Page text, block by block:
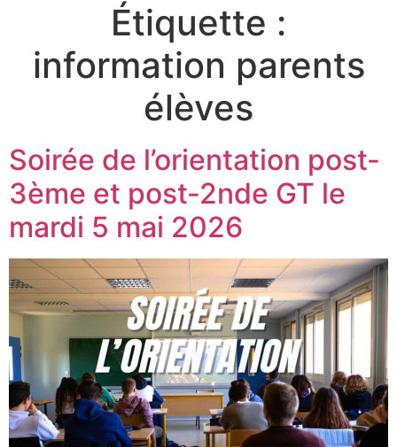
Étiquette :
information parents
élèves
Soirée de l’orientation post-
3ème et post-2nde GT le
mardi 5 mai 2026